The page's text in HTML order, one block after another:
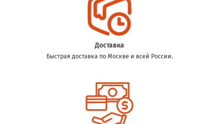
Доставка
Быстрая доставка по Москве и всей России.